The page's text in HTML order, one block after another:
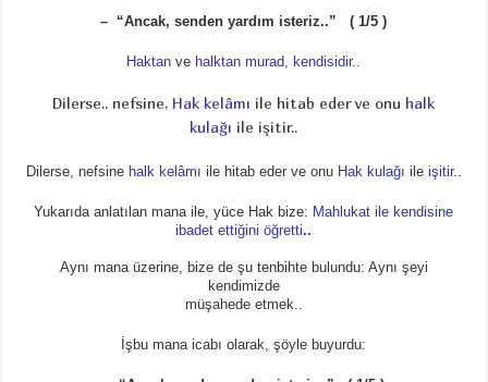
– “Ancak, senden yardım isteriz..” ( 1/5 )
Haktan ve halktan murad, kendisidir..
Dilerse.. nefsine, Hak kelâmı ile hitab eder ve onu halk
kulağı ile işitir..
Dilerse, nefsine halk kelâmı ile hitab eder ve onu Hak kulağı ile işitir..
Yukarıda anlatılan mana ile, yüce Hak bize: Mahlukat ile kendisine
ibadet ettiğini öğretti..
Aynı mana üzerine, bize de şu tenbihte bulundu: Aynı şeyi
kendimizde
müşahede etmek..
İşbu mana icabı olarak, şöyle buyurdu: